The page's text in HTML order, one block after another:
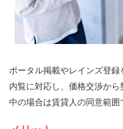
ポータル掲載やレインズ登
内覧に対応し、価格交渉か
中の場合は賃貸人の同意範囲